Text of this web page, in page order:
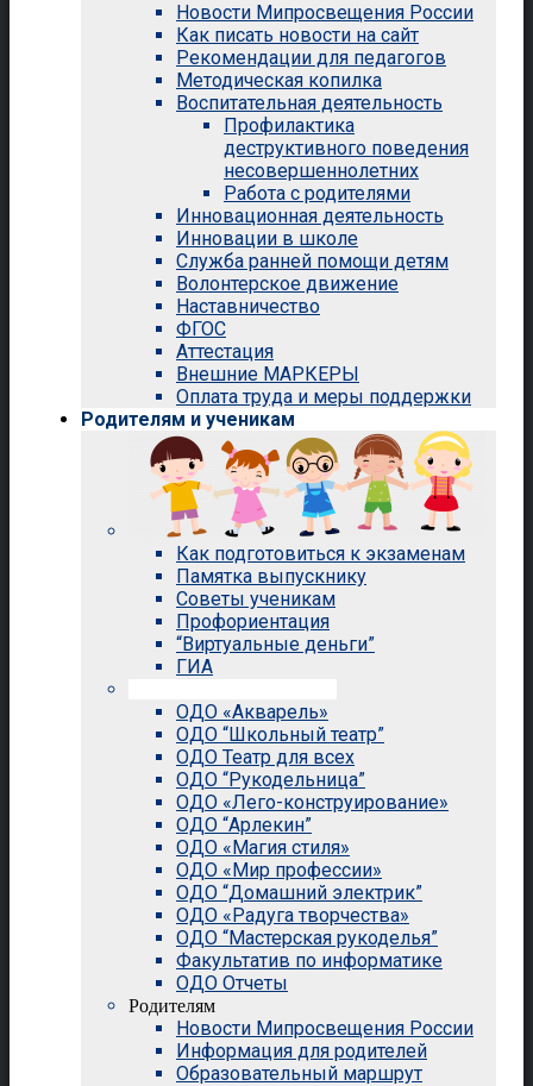
Новости Мипросвещения России
Как писать новости на сайт
Рекомендации для педагогов
Методическая копилка
Воспитательная деятельность
Профилактика
деструктивного поведения
несовершеннолетних
Работа с родителями
Инновационная деятельность
Инновации в школе
Служба ранней помощи детям
Волонтерское движение
Наставничество
ФГОС
Аттестация
Внешние МАРКЕРЫ
Оплата труда и меры поддержки
Родителям и ученикам
Как подготовиться к экзаменам
Памятка выпускнику
Советы ученикам
Профориентация
“Виртуальные деньги”
ГИА
ОДО «Акварель»
ОДО “Школьный театр”
ОДО Театр для всех
ОДО “Рукодельница”
ОДО «Лего-конструирование»
ОДО “Арлекин”
ОДО «Магия стиля»
ОДО «Мир профессии»
ОДО “Домашний электрик”
ОДО «Радуга творчества»
ОДО “Мастерская рукоделья”
Факультатив по информатике
ОДО Отчеты
Родителям
Новости Мипросвещения России
Информация для родителей
Образовательный маршрут